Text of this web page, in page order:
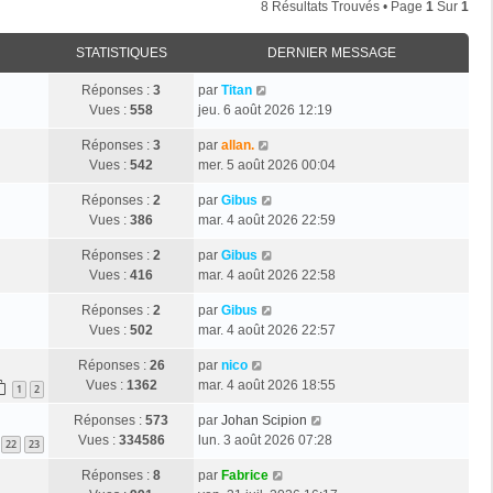
8 Résultats Trouvés • Page 1 Sur 1
STATISTIQUES DERNIER MESSAGE
Réponses : 3
Vues : 558
par Titan
jeu. 6 août 2026 12:19
Réponses : 3
Vues : 542
par allan.
mer. 5 août 2026 00:04
Réponses : 2
Vues : 386
par Gibus
mar. 4 août 2026 22:59
Réponses : 2
Vues : 416
par Gibus
mar. 4 août 2026 22:58
Réponses : 2
Vues : 502
par Gibus
mar. 4 août 2026 22:57
1 2
Réponses : 26
Vues : 1362
par nico
mar. 4 août 2026 18:55
22 23
Réponses : 573
Vues : 334586
par Johan Scipion
lun. 3 août 2026 07:28
Réponses : 8
par Fabrice